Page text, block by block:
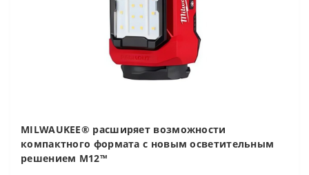
MILWAUKEE® расширяет возможности
компактного формата с новым осветительным
решением M12™